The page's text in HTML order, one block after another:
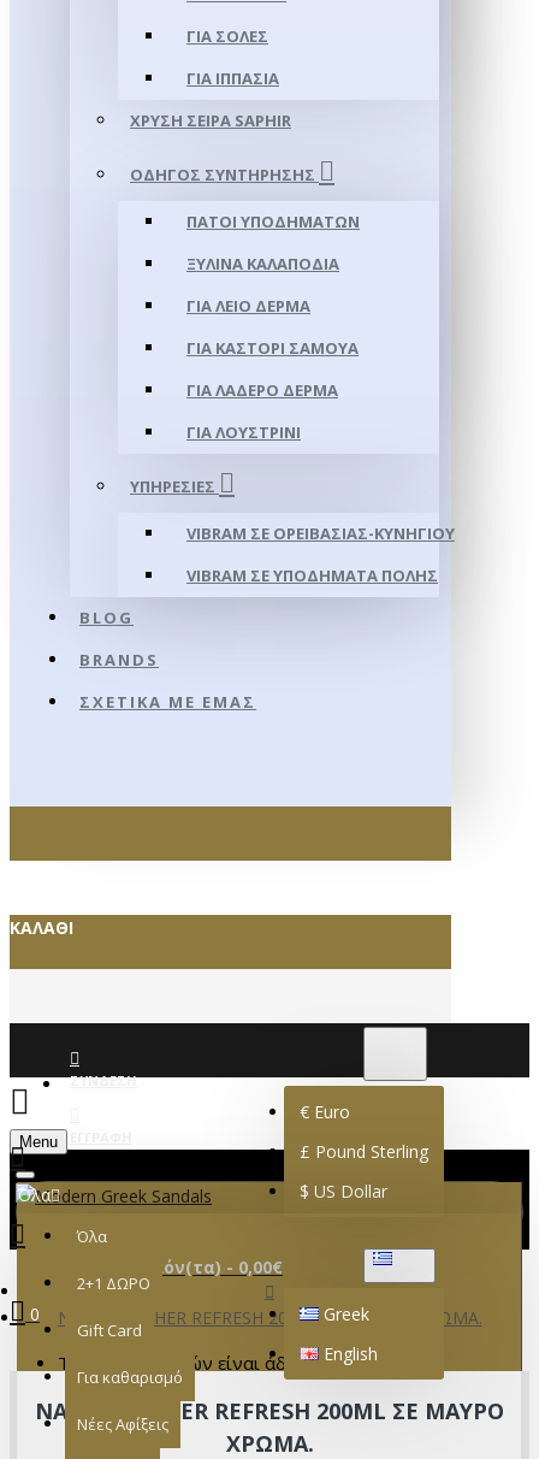
ΓΙΑ ΣΌΛΕΣ
ΓΙΑ ΙΠΠΑΣΊΑ
ΧΡΥΣΉ ΣΕΙΡΆ SAPHIR
ΟΔΗΓΌΣ ΣΥΝΤΉΡΗΣΗΣ
ΠΆΤΟΙ ΥΠΟΔΗΜΆΤΩΝ
ΞΎΛΙΝΑ ΚΑΛΑΠΌΔΙΑ
ΓΙΑ ΛΕΊΟ ΔΈΡΜΑ
ΓΙΑ ΚΑΣΤΌΡΙ ΣΑΜΟΎΑ
ΓΙΑ ΛΑΔΕΡΌ ΔΈΡΜΑ
ΓΙΑ ΛΟΥΣΤΡΊΝΙ
ΥΠΗΡΕΣΊΕΣ
VIBRAM ΣΕ ΟΡΕΙΒΑΣΊΑΣ-ΚΥΝΗΓΊΟΥ
VIBRAM ΣΕ ΥΠΟΔΉΜΑΤΑ ΠΌΛΗΣ
BLOG
BRANDS
ΣΧΕΤΙΚΆ ΜΕ ΕΜΆΣ
ΚΑΛΆΘΙ
ΣΎΝΔΕΣΗ
€ Euro
£ Pound Sterling
$ US Dollar
Greek
English
Menu
0 προϊόν(τα) - 0,00€
0
Το καλάθι αγορών είναι άδειο!
Όλα
Όλα
2+1 ΔΩΡΟ
Gift Card
Για καθαρισμό
Νέες Αφίξεις
NANO LEATHER REFRESH 200ML ΣΕ ΜΑΥΡΟ ΧΡΩΜΑ.
NANO LEATHER REFRESH 200ML ΣΕ ΜΑΥΡΟ
ΧΡΩΜΑ.